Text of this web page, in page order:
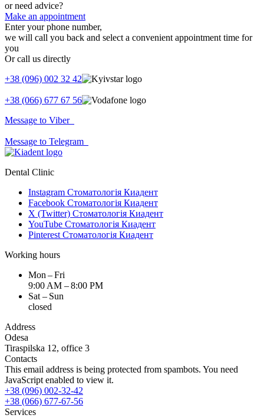
or need advice?
Make an appointment
Enter your phone number,
we will call you back and select a convenient appointment time for
you
Or call us directly
+38 (096) 002 32 42
+38 (066) 677 67 56
Message to Viber
Message to Telegram
Dental Clinic
Instagram Стоматологія Киадент
Facebook Стоматологія Киадент
X (Twitter) Стоматологія Киадент
YouTube Стоматологія Киадент
Pinterest Стоматологія Киадент
Working hours
Mon – Fri
9:00 AM – 8:00 PM
Sat – Sun
closed
Address
Odesa
Tiraspilska 12, office 3
Contacts
This email address is being protected from spambots. You need
JavaScript enabled to view it.
+38 (096) 002-32-42
+38 (066) 677-67-56
Services